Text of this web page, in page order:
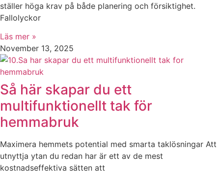
ställer höga krav på både planering och försiktighet.
Fallolyckor
Läs mer »
November 13, 2025
Så här skapar du ett
multifunktionellt tak för
hemmabruk
Maximera hemmets potential med smarta taklösningar Att
utnyttja ytan du redan har är ett av de mest
kostnadseffektiva sätten att